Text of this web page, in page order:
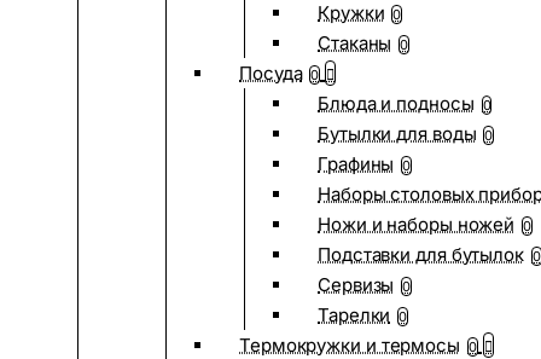
Кружки 0
Стаканы 0
Посуда 0
Блюда и подносы 0
Бутылки для воды 0
Графины 0
Наборы столовых
Ножи и наборы ножей 0
Подставки для бутылок 0
Сервизы 0
Тарелки 0
Термокружки и термосы 0